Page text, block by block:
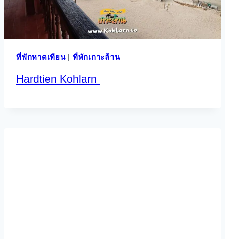
ที่พักหาดเทียน| ที่พักเกาะล้าน
Hardtien Kohlarn